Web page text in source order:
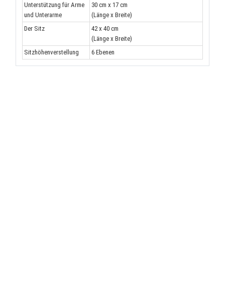
Unterstützung für Arme
und Unterarme
30 cm x 17 cm
(Länge x Breite)
Der Sitz
42 x 40 cm
(Länge x Breite)
Sitzhöhenverstellung
6 Ebenen